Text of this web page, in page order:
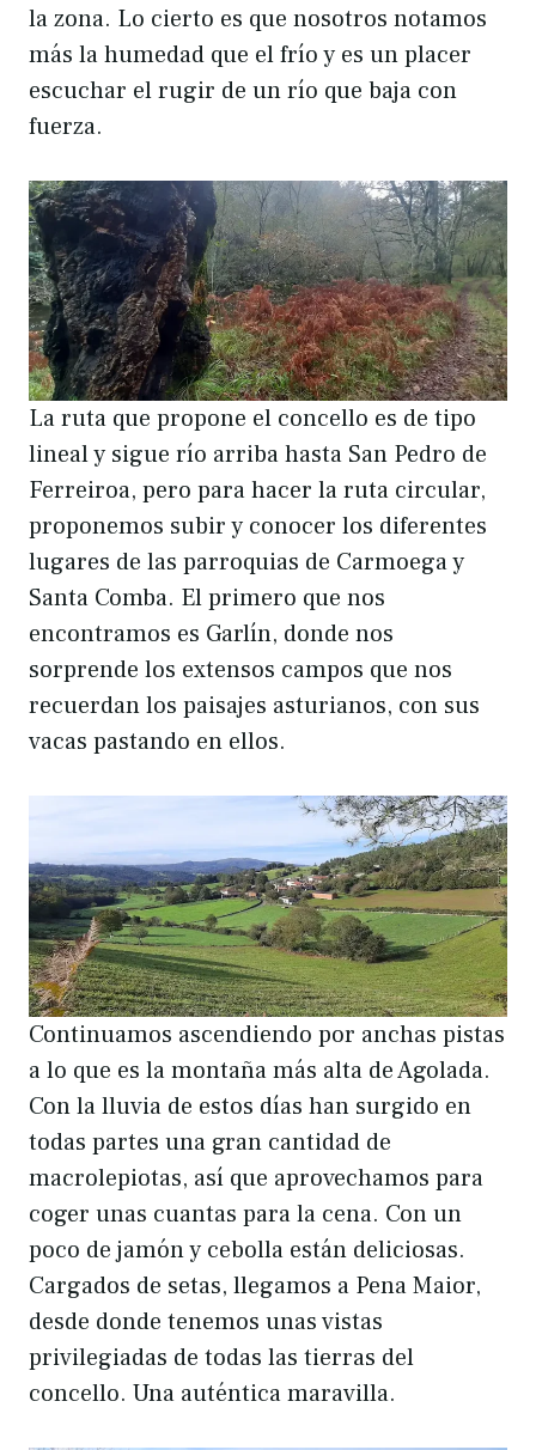
la zona. Lo cierto es que nosotros notamos
más la humedad que el frío y es un placer
escuchar el rugir de un río que baja con
fuerza.
La ruta que propone el concello es de tipo
lineal y sigue río arriba hasta San Pedro de
Ferreiroa, pero para hacer la ruta circular,
proponemos subir y conocer los diferentes
lugares de las parroquias de Carmoega y
Santa Comba. El primero que nos
encontramos es Garlín, donde nos
sorprende los extensos campos que nos
recuerdan los paisajes asturianos, con sus
vacas pastando en ellos.
Continuamos ascendiendo por anchas pistas
a lo que es la montaña más alta de Agolada.
Con la lluvia de estos días han surgido en
todas partes una gran cantidad de
macrolepiotas, así que aprovechamos para
coger unas cuantas para la cena. Con un
poco de jamón y cebolla están deliciosas.
Cargados de setas, llegamos a Pena Maior,
desde donde tenemos unas vistas
privilegiadas de todas las tierras del
concello. Una auténtica maravilla.